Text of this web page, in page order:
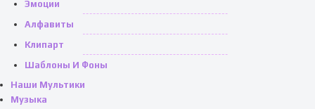
Эмоции
Алфавиты
Клипарт
Шаблоны И Фоны
Наши Мультики
Музыка